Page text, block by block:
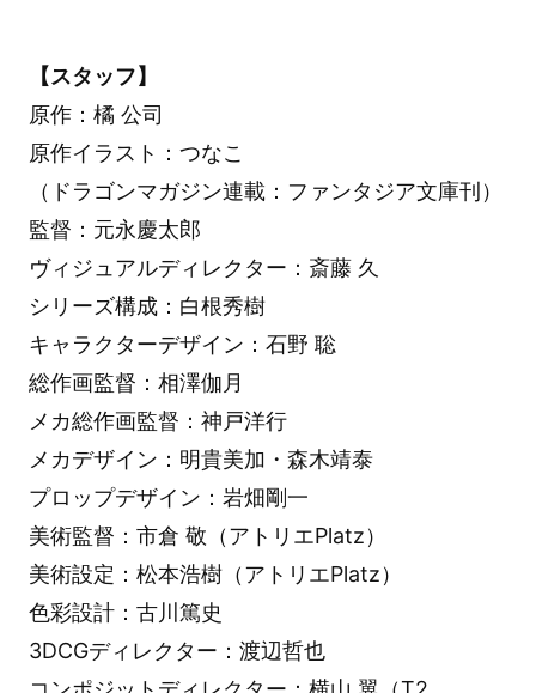
【スタッフ】
原作：橘 公司
原作イラスト：つなこ
（ドラゴンマガジン連載：ファンタジア文庫刊）
監督：元永慶太郎
ヴィジュアルディレクター：斎藤 久
シリーズ構成：白根秀樹
キャラクターデザイン：石野 聡
総作画監督：相澤伽月
メカ総作画監督：神戸洋行
メカデザイン：明貴美加・森木靖泰
プロップデザイン：岩畑剛一
美術監督：市倉 敬（アトリエPlatz）
美術設定：松本浩樹（アトリエPlatz）
色彩設計：古川篤史
3DCGディレクター：渡辺哲也